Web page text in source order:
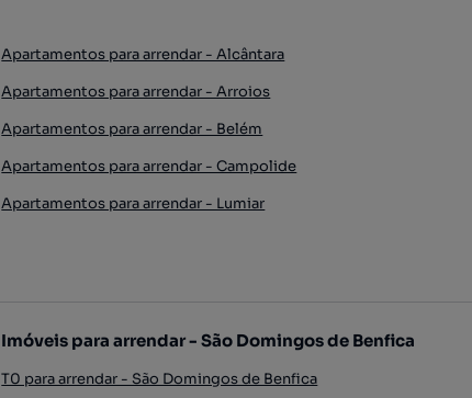
Apartamentos para arrendar - Alcântara
Apartamentos para arrendar - Arroios
Apartamentos para arrendar - Belém
Apartamentos para arrendar - Campolide
Apartamentos para arrendar - Lumiar
Imóveis para arrendar - São Domingos de Benfica
T0 para arrendar - São Domingos de Benfica